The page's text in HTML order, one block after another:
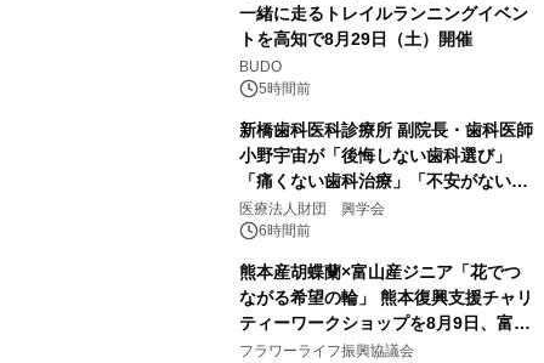
一緒に走るトレイルランニングイベン
トを高知で8月29日（土）開催
BUDO
5時間前
新橋歯科医科診療所 副院長・歯科医師
小野宇宙が「後悔しない歯科選び」
「痛くない歯科治療」「不安がない治
療計画」をテーマに専門監修
医療法人財団 興学会
6時間前
熊本産胡蝶蘭×富山産ジニア「花でつ
ながる希望の輪」 熊本復興支援チャリ
ティーワークショップを8月9日、富
山・射水で開催
フラワーライフ振興協議会